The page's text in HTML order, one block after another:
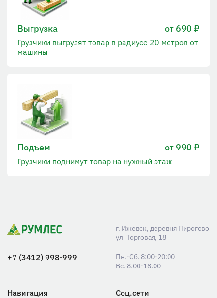
Выгрузка от 690 ₽
Грузчики выгрузят товар в радиусе 20 метров от
машины
Подъем от 990 ₽
Грузчики поднимут товар на нужный этаж
г. Ижевск, деревня Пирогово
ул. Торговая, 18
+7 (3412) 998-999
Пн.-Сб. 8:00-20:00
Вс. 8:00-18:00
Навигация Соц.сети